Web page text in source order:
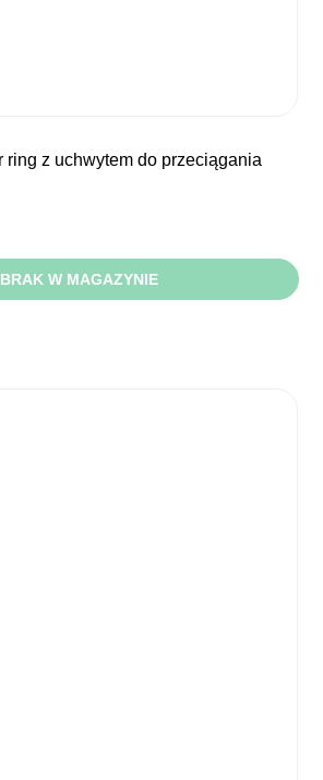
BRAK W MAGAZYNIE